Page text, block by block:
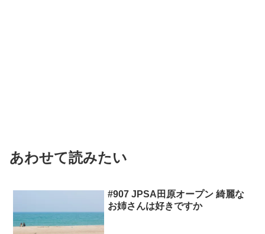
あわせて読みたい
#907 JPSA田原オープン 綺麗な
お姉さんは好きですか